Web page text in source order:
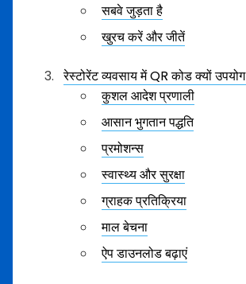
सबवे जुड़ता है
खुरच करें और जीतें
रेस्टोरेंट व्यवसाय में QR कोड क्यों
कुशल आदेश प्रणाली
आसान भुगतान पद्धति
प्रमोशन्स
स्वास्थ्य और सुरक्षा
ग्राहक प्रतिक्रिया
माल बेचना
ऐप डाउनलोड बढ़ाएं